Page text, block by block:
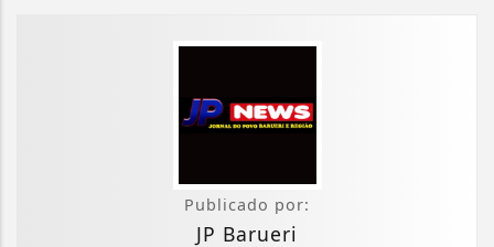
Publicado por:
JP Barueri